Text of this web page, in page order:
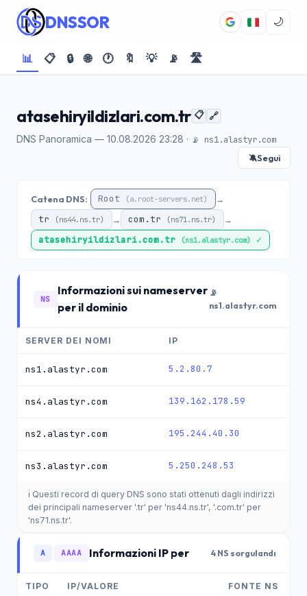
DNSSOR 🌙
📊 📋 🔒 🌐 🕐 🔖 💡 📡 🛣️
atasehiryildizlari.com.tr 📋 🔗
DNS Panoramica — 10.08.2026 23:28 · 📡 ns1.alastyr.com
🔕Segui
Catena DNS: Root (a.root-servers.net) →
tr (ns44.ns.tr) → com.tr (ns71.ns.tr) →
atasehiryildizlari.com.tr (ns1.alastyr.com) ✓
NS
Informazioni sui nameserver
per il dominio
📡
ns1.alastyr.com
SERVER DEI NOMI IP
ns1.alastyr.com 5.2.80.7
ns4.alastyr.com 139.162.178.59
ns2.alastyr.com 195.244.40.30
ns3.alastyr.com 5.250.248.53
ℹ️ Questi record di query DNS sono stati ottenuti dagli indirizzi
dei principali nameserver '.tr' per 'ns44.ns.tr', '.com.tr' per
'ns71.ns.tr'.
A AAAA Informazioni IP per 4 NS sorgulandı
TIPO IP/VALORE FONTE NS